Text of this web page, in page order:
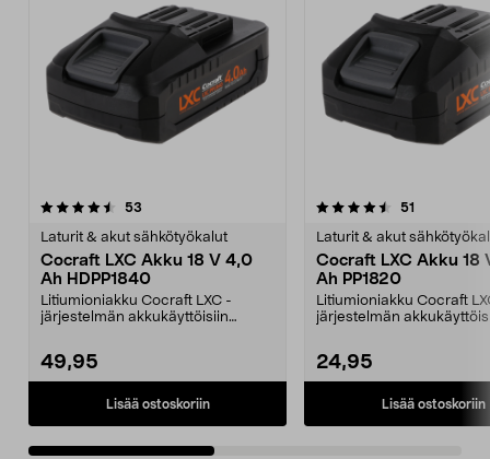
53
Laturit & akut sähkötyökalut
Cocraft LXC Akku 18 V 4,0
Ah HDPP1840
Litiumioniakku Cocraft LXC -
järjestelmän akkukäyttöisiin
49,95
Lisää ostoskoriin
4.5viidestä
51
Laturit & akut
Cocraft LXC Akku 18
Ah PP1820
Litiumioniakku Cocraft
järjestelmän
24,95
Lisää ostoskoriin
5.0viidestä